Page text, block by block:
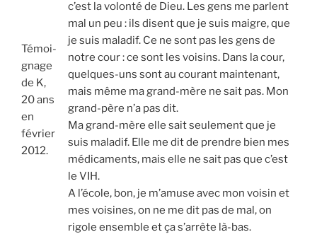
Témoi­
gnage
de K,
20 ans
en
février
2012.
c’est la volon­té de Dieu. Les gens me parlent
mal un peu : ils disent que je suis maigre, que
je suis mala­dif. Ce ne sont pas les gens de
notre cour : ce sont les voi­sins. Dans la cour,
quelques-uns sont au cou­rant main­te­nant,
mais même ma grand-mère ne sait pas. Mon
grand-père n’a pas dit.
Ma grand-mère elle sait seule­ment que je
suis mala­dif. Elle me dit de prendre bien mes
médi­ca­ments, mais elle ne sait pas que c’est
le VIH.
A l’école, bon, je m’amuse avec mon voi­sin et
mes voi­sines, on ne me dit pas de mal, on
rigole ensemble et ça s’arrête là-bas.